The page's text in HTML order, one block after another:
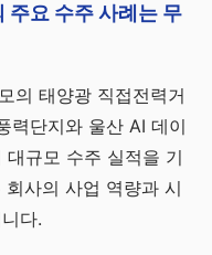
주요 수주 사례는 무
의 태양광 직접전력거
력단지와 울산 AI 데이
규모 수주 실적을 기
사의 사업 역량과 시
다.